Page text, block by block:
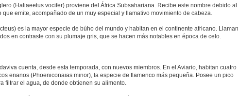
(Haliaeetus vocifer) proviene del África Subsahariana. Recibe este nombre debido al
emite, acompañado de un muy especial y llamativo movimiento de cabeza.
es la mayor especie de búho del mundo y habitan en el continente africano. Llaman
en contraste con su plumaje gris, que se hacen más notables en época de celo.
cuenta, desde esta temporada, con nuevos miembros. En el Aviario, habitan cuatro
enanos (Phoeniconaias minor), la especie de flamenco más pequeña. Posee un pico
filtrar el agua, de donde obtienen su alimento.